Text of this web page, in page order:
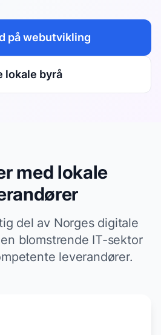
påwebutvikling
lokale byrå
med lokale
del av Norges digitale
blomstrende IT-sektor
leverandører.